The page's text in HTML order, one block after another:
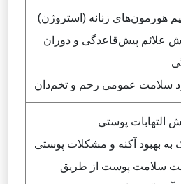
هورمون‌های زنانه (استروژن)
علائم پیش‌قاعدگی و دوران
سلامت عمومی رحم و تخم‌دان
التهابات پوستی
به بهبود آکنه و مشکلات پوستی
سلامت پوست از طریق